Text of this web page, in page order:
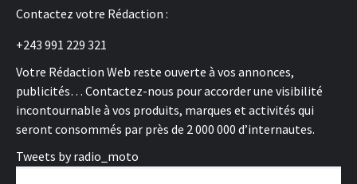
Contactez votre Rédaction :
+243 991 229 321
Votre Rédaction Web reste ouverte à vos annonces,
publicités… Contactez-nous pour accorder une visibilité
incontournable à vos produits, marques et activités qui
seront consommés par près de 2 000 000 d’internautes.
Tweets by radio_moto